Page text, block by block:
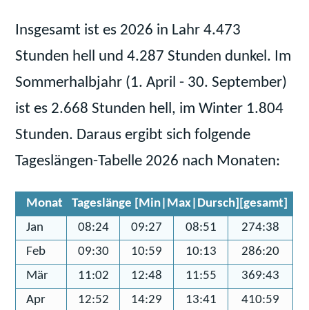
Insgesamt ist es 2026 in Lahr 4.473
Stunden hell und 4.287 Stunden dunkel. Im
Sommerhalbjahr (1. April - 30. September)
ist es 2.668 Stunden hell, im Winter 1.804
Stunden. Daraus ergibt sich folgende
Tageslängen-Tabelle 2026 nach Monaten:
Monat
Tageslänge [Min|Max|Dursch][gesamt]
Jan
08:24 09:27 08:51
274:38
Feb
09:30 10:59 10:13
286:20
Mär
11:02 12:48 11:55
369:43
Apr
12:52 14:29 13:41
410:59